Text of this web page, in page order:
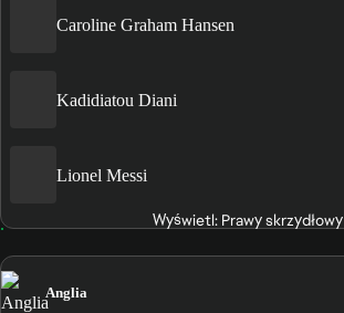
Caroline Graham Hansen
Kadidiatou Diani
Lionel Messi
Wyświetl: Prawy skrzydłowy
Anglia